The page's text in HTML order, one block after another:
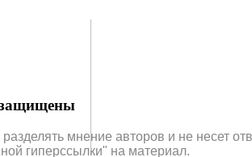
защищены
мнение авторов и не несет
гиперссылки" на материал.